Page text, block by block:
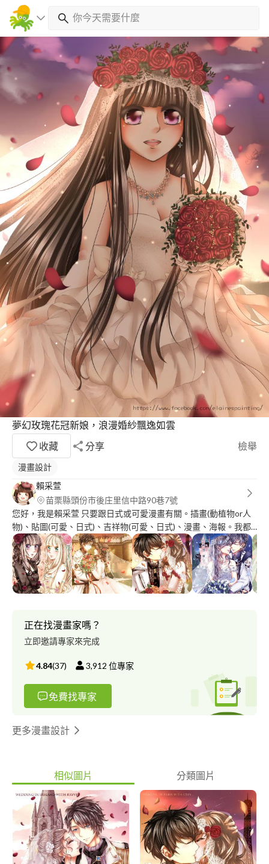
夢幻玫瑰花冠新娘，浪漫婚紗飄逸如雲
收藏
分享 檢舉
漫畫設計
賴采萱
苗栗縣頭份市後庄里信中路90巷7號
您好，我是賴采萱 只要跟日式或可愛漫畫有關。插畫(動植物or人
物)、貼圖(可愛、日式)、吉祥物(可愛、日式)、漫畫、海報。我都
可以提供我最引以為傲的【電腦繪圖】技術為您提供服務。 我會
用的軟體有： Adobe Photoshop(95%。有考取專業證照，繪圖修
圖沒有問題) Illustrator(95%。有考取專業證照，向量繪圖沒有問
題) InDesign(70%。僅會簡單排版，但會主動找網上案例參考)
After Effect(60%。僅能做一些簡單特效) Premiere(50%。僅會打
畫。但目前因繪板因素，已暫時停用) Clip Studio Paint(90%。最
近雖剛上手，但同樣能夠繪製所有風格的繪圖) 有關於我的作品，
下方提供我Facebook的粉絲專頁網址。歡迎前來參考看看。↓ 專頁
名稱：萱萱の文藝畫坊
http://www.facebook.com/elainespainting/ 另外個人也有Pixiv帳
號。若想解析度高及大圖檢視，建議前往這裡。↓
https://www.pixiv.net/users/9460047 關於委託，我也有產生一份
Google表單。想委託我的可以進來填寫。這樣我可以確實依照更
詳細的要求來作畫。 表單連結↓
https://docs.google.com/forms/d/1gu-y86-
習班學習，但是個人接觸日文已經有七到八年的時間。 若是基礎
N5入門的日文，我覺得我沒有問題。
正在找漫畫家嗎？
立即邀請專家來完成
4.84(37) 3,912 位專家
免費找專家
更多漫畫設計
相似圖片 分類圖片